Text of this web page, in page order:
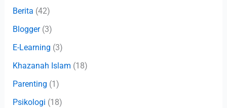
Berita (42)
Blogger(3)
E-Learning (3)
Khazanah Islam (18)
Parenting (1)
Psikologi (18)